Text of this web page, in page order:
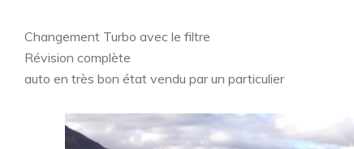
Changement Turbo avec le filtre
Révision complète
auto en très bon état vendu par un particulier